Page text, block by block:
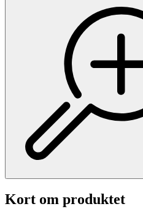
Kort om produktet